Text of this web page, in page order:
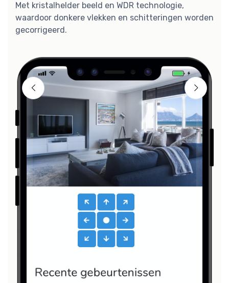
Met kristalhelder beeld en WDR technologie,
waardoor donkere vlekken en schitteringen worden
gecorrigeerd.